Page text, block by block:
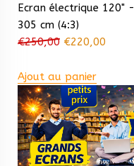
Ecran électrique 120" -
305 cm (4:3)
€250,00 €220,00
Ajout au panier